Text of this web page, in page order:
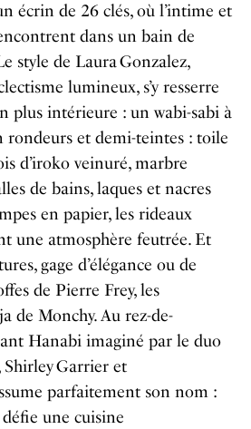
écrin de 26 clés, où l’intime et
dans un bain de
style de Laura Gonzalez,
lumineux, s’y resserre
plus intérieure : un wabi-sabi à
rondeurs et demi-teintes : toile
d’iroko veinuré, marbre
de bains, laques et nacres
en papier, les rideaux
une atmosphère feutrée. ​Et
gage d’élégance ou de
de Pierre Frey, les
de Monchy. Au rez-de-
Hanabi imaginé par le duo
Shirley Garrier et
parfaitement son nom :
défie une cuisine